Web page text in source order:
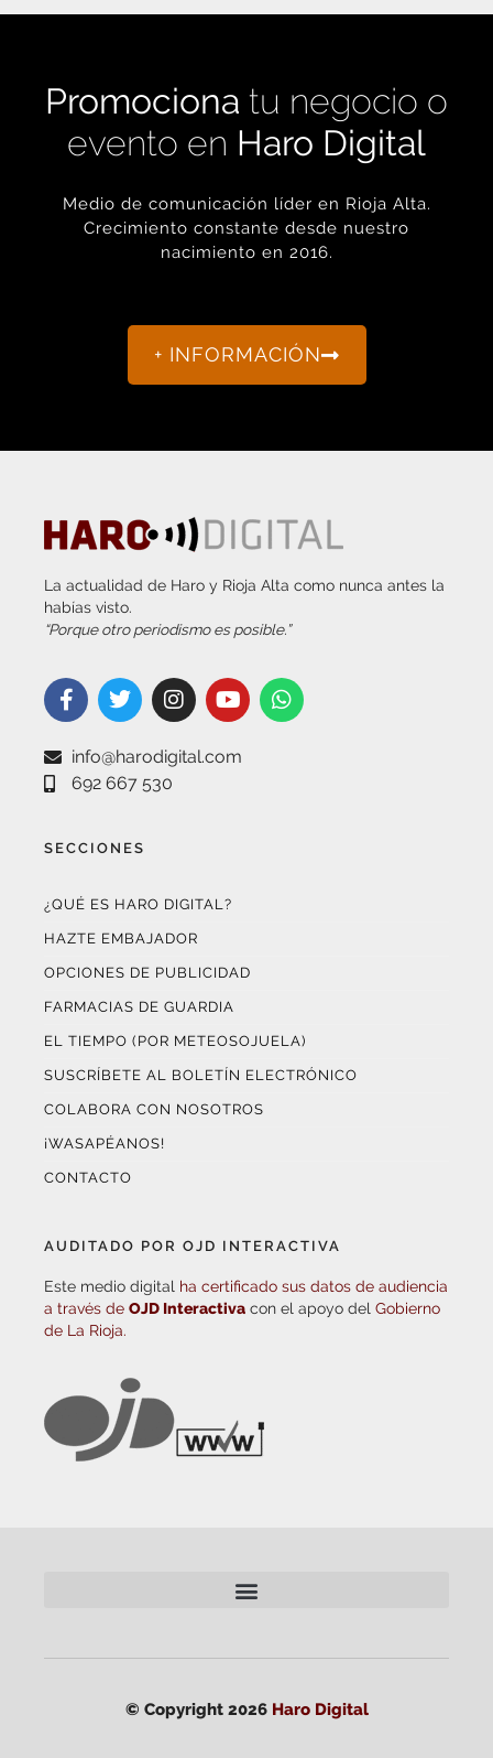
Promociona tu negocio o
evento en Haro Digital
Medio de comunicación líder en Rioja Alta.
Crecimiento constante desde nuestro
nacimiento en 2016.
+ INFORMACIÓN
La actualidad de Haro y Rioja Alta como nunca antes la
habías visto.
“Porque otro periodismo es posible.”
info@harodigital.com
692 667 530
SECCIONES
¿QUÉ ES HARO DIGITAL?
HAZTE EMBAJADOR
OPCIONES DE PUBLICIDAD
FARMACIAS DE GUARDIA
EL TIEMPO (POR METEOSOJUELA)
SUSCRÍBETE AL BOLETÍN ELECTRÓNICO
COLABORA CON NOSOTROS
¡WASAPÉANOS!
CONTACTO
AUDITADO POR OJD INTERACTIVA
Este medio digital ha certificado sus datos de audiencia
a través de OJD Interactiva con el apoyo del Gobierno
de La Rioja.
© Copyright 2026 Haro Digital